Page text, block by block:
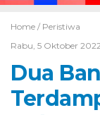
Home / Peristiwa
Rabu, 5 Oktober
Dua